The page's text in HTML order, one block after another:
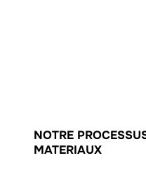
NOTRE
MATERIAUX